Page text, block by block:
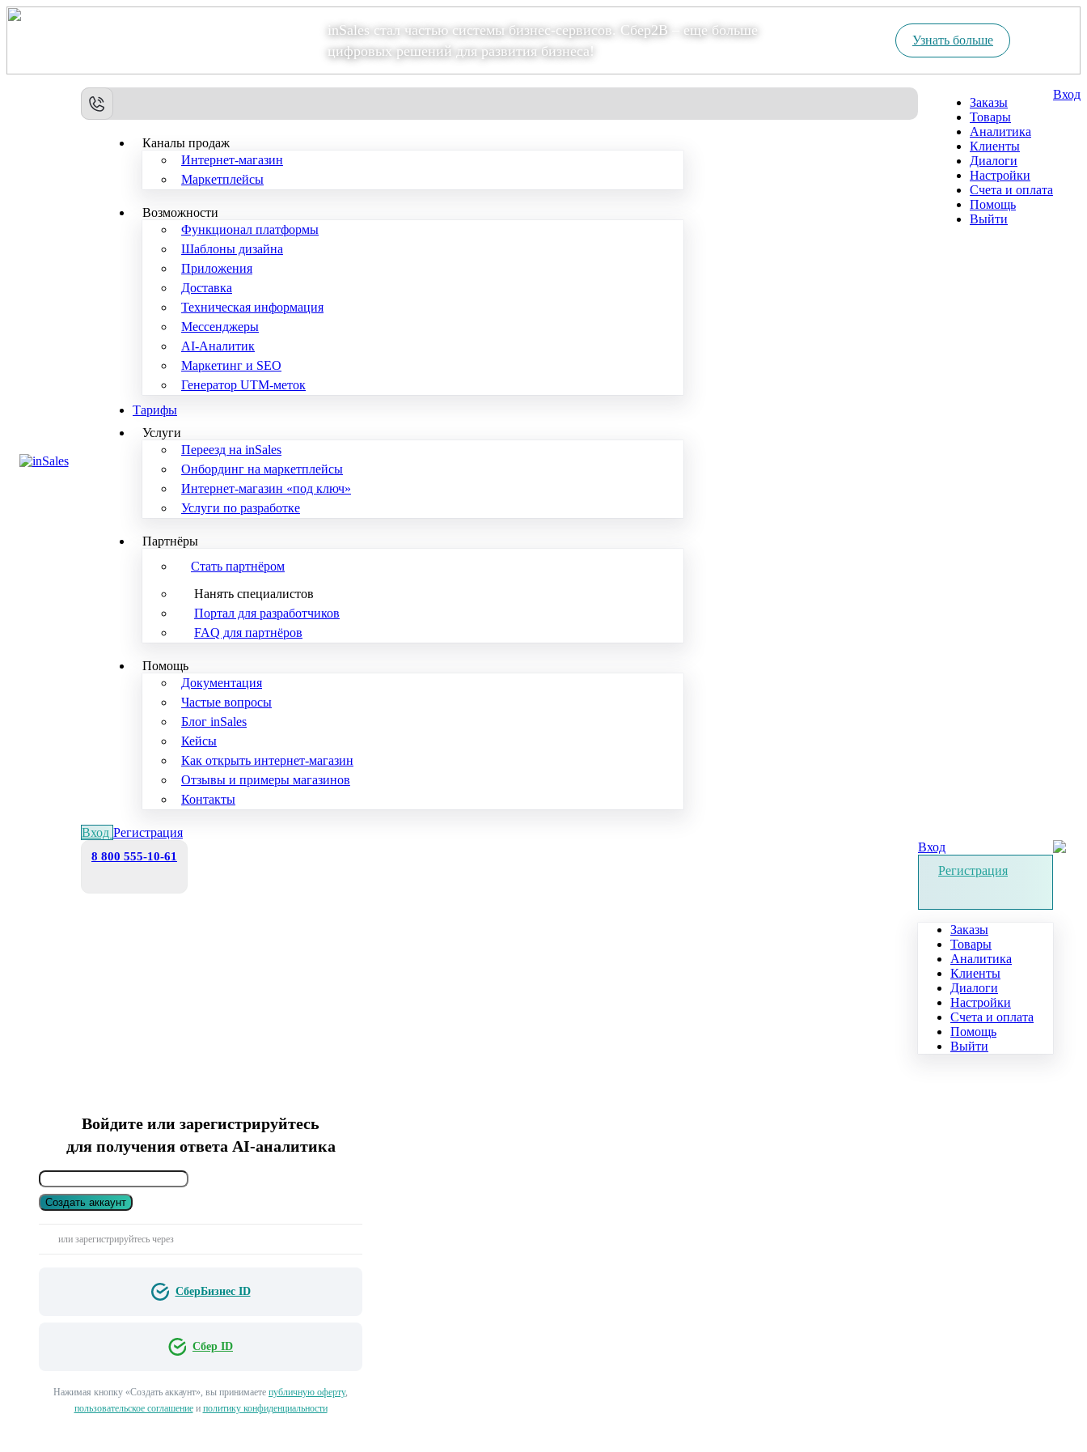
inSales стал частью системы бизнес-сервисов. Сбер2В – еще больше
цифровых решений для развития бизнеса!
Узнать больше
Каналы продаж
Интернет-магазин
Маркетплейсы
Возможности
Функционал платформы
Шаблоны дизайна
Приложения
Доставка
Техническая информация
Мессенджеры
AI-Аналитик
Маркетинг и SEO
Генератор UTM-меток
Тарифы
Услуги
Переезд на inSales
Онбординг на маркетплейсы
Интернет-магазин «под ключ»
Услуги по разработке
Партнёры
Стать партнёром
Нанять специалистов
Портал для разработчиков
FAQ для партнёров
Помощь
Документация
Частые вопросы
Блог inSales
Кейсы
Как открыть интернет-магазин
Отзывы и примеры магазинов
Контакты
Вход Регистрация
Заказы
Товары
Аналитика
Клиенты
Диалоги
Настройки
Счета и оплата
Помощь
Выйти
Вход
8 800 555-10-61
Вход
Регистрация
Заказы
Товары
Аналитика
Клиенты
Диалоги
Настройки
Счета и оплата
Помощь
Выйти
Войдите или зарегистрируйтесь
для получения ответа AI-аналитика
Создать аккаунт
или зарегистрируйтесь через
СберБизнес ID
Сбер ID
Нажимая кнопку «Создать аккаунт», вы принимаете публичную оферту,
пользовательское соглашениеи политику конфиденциальности